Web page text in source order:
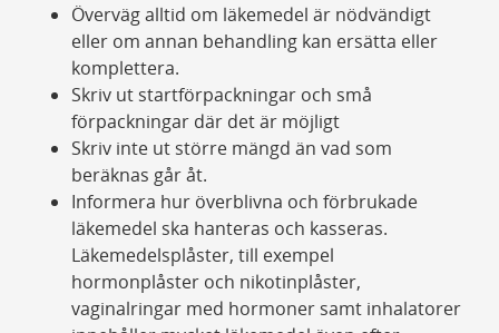
Överväg alltid om läkemedel är nödvändigt
eller om annan behandling kan ersätta eller
komplettera.
Skriv ut startförpackningar och små
förpackningar där det är möjligt
Skriv inte ut större mängd än vad som
beräknas går åt.
Informera hur överblivna och förbrukade
läkemedel ska hanteras och kasseras.
Läkemedelsplåster, till exempel
hormonplåster och nikotinplåster,
vaginalringar med hormoner samt inhalatorer